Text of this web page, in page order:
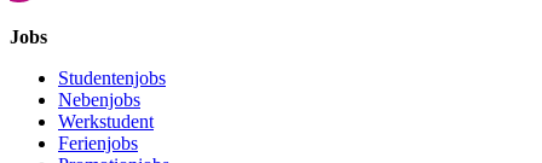
Jobs
Studentenjobs
Nebenjobs
Werkstudent
Ferienjobs